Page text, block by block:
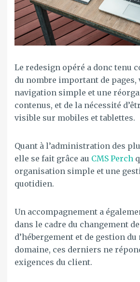
Le redesign opéré a donc tenu
du nombre important de pages,
navigation simple et une
contenus, et de la nécessité
visible sur mobiles et tablettes.
Quant à l’administration des
elle se fait grâce au CMS Perch
organisation simple et une
quotidien.
Un accompagnement a
dans le cadre du changement
d’hébergement et de gestion du
domaine, ces derniers ne
exigences du client.